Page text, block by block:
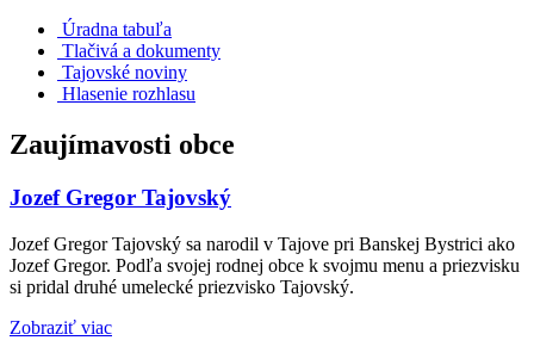
Úradna tabuľa
Tlačivá a dokumenty
Tajovské noviny
Hlasenie rozhlasu
Zaujímavosti obce
Jozef Gregor Tajovský
Jozef Gregor Tajovský sa narodil v Tajove pri Banskej Bystrici ako
Jozef Gregor. Podľa svojej rodnej obce k svojmu menu a priezvisku
si pridal druhé umelecké priezvisko Tajovský.
Zobraziť viac